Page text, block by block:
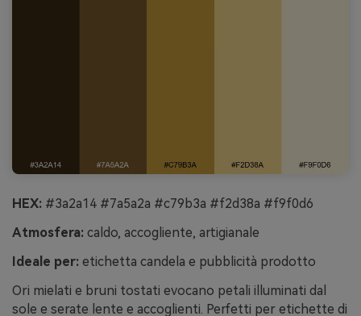
HEX: #3a2a14 #7a5a2a #c79b3a #f2d38a #f9f0d6
Atmosfera: caldo, accogliente, artigianale
Ideale per: etichetta candela e pubblicità prodotto
Ori mielati e bruni tostati evocano petali illuminati dal
sole e serate lente e accoglienti. Perfetti per etichette di